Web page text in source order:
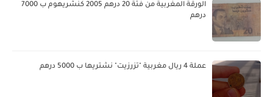
الورقة المغربية من فئة 20 درهم 2005 كنشريهوم ب 7000
درهم
عملة 4 ريال مغربية "تزرزيت" نشتريها ب 5000 درهم